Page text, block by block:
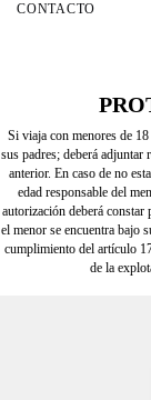
CONTACTO
Si viaja con menores de
sus padres; deberá
anterior. En caso de no
edad responsable del
autorización deberá
el menor se encuentra bajo
cumplimiento del artículo
de la